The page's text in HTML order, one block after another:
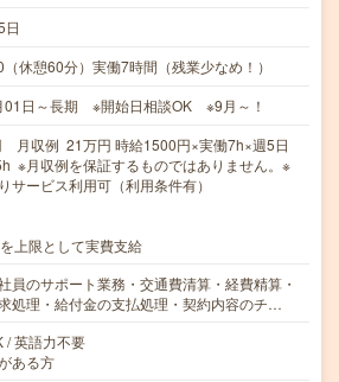
日
休憩60分）実働7時間（残業少なめ！）
01日～長期 ※開始日相談OK ※9月～！
月収例 21万円 時給1500円×実働7h×週5日
※月収例を保証するものではありません。※
サービス利用可（利用条件有）
上限として実費支給
員のサポート業務・交通費清算・経費精算・
処理・給付金の支払処理・契約内容のチ…
/ 英語力不要
ある方